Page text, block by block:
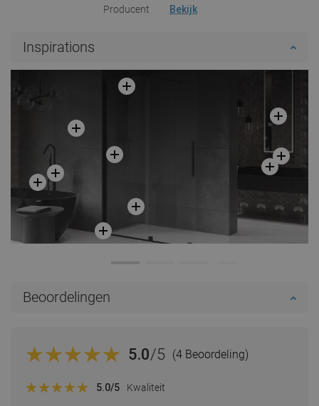
Producent Bekijk
Inspirations
Beoordelingen
5.0/5 (4 Beoordeling)
5.0/5 Kwaliteit